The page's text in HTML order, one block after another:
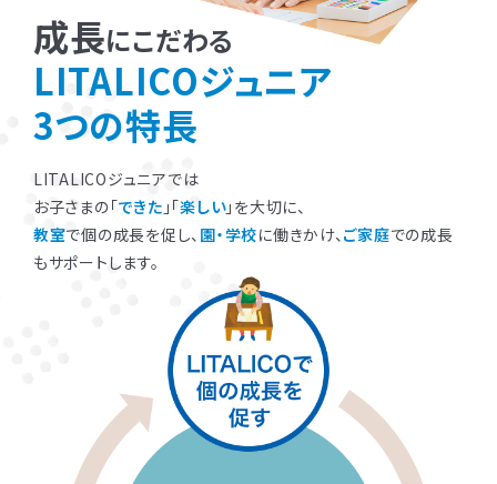
成長にこだわる
LITALICOジュニア
3つの特長
LITALICOジュニアでは
お子さまの「できた 」「楽しい」を大切に、
教室で個の成長を促し、 園・学校に働きかけ、ご家庭での成長
もサポートします。